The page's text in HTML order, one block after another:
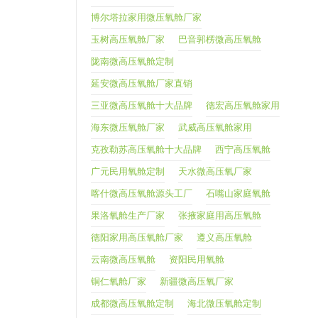
博尔塔拉家用微压氧舱厂家
玉树高压氧舱厂家 巴音郭楞微高压氧舱
陇南微高压氧舱定制
延安微高压氧舱厂家直销
三亚微高压氧舱十大品牌 德宏高压氧舱家用
海东微压氧舱厂家 武威高压氧舱家用
克孜勒苏高压氧舱十大品牌 西宁高压氧舱
广元民用氧舱定制 天水微高压氧厂家
喀什微高压氧舱源头工厂 石嘴山家庭氧舱
果洛氧舱生产厂家 张掖家庭用高压氧舱
德阳家用高压氧舱厂家 遵义高压氧舱
云南微高压氧舱 资阳民用氧舱
铜仁氧舱厂家 新疆微高压氧厂家
成都微高压氧舱定制 海北微压氧舱定制